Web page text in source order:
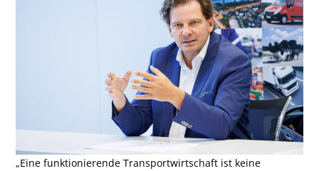
„Eine funktionierende Transportwirtschaft ist keine